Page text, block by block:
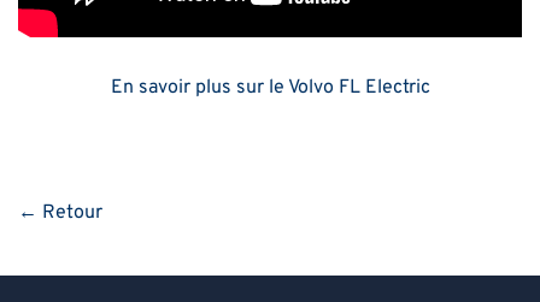
En savoir plus sur le Volvo FL Electric
← Retour